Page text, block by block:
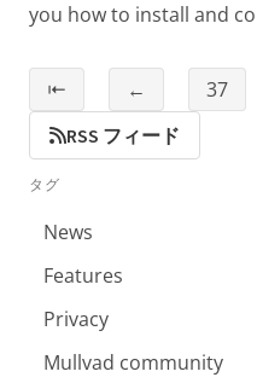
you how to install and
⇤ ← 37
RSS フィード
タグ
News
Features
Privacy
Mullvad community